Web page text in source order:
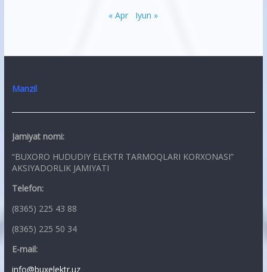
« Apr Iyun »
Manzil
Jamiyat nomi:
“BUXORO HUDUDIY ELEKTR TARMOQLARI KORXONASI”
AKSIYADORLIK JAMIYATI
Telefon:
(8365) 225 43 88
(8365) 225 50 34
E-mail:
info@buxelektr.uz